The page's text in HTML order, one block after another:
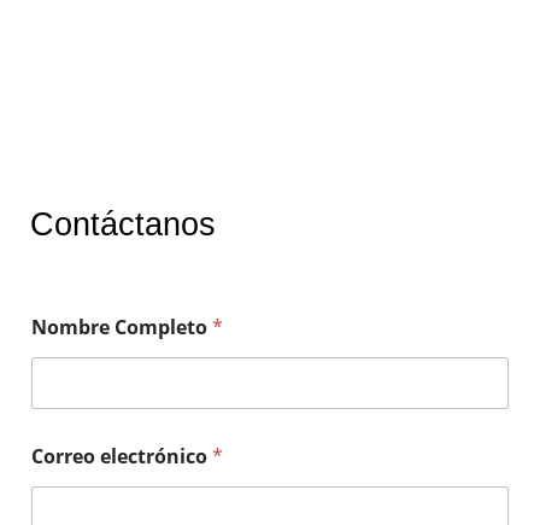
Contáctanos
Nombre Completo*
Correo electrónico*